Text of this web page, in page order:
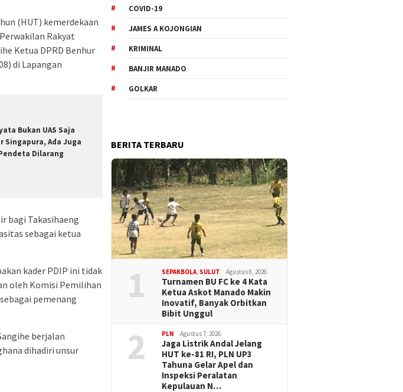
(HUT) kemerdekaan
Rakyat
Ketua DPRD Benhur
di Lapangan
Bukan UAS Saja
Singapura, Ada Juga
Dilarang
bagi Takasihaeng
sebagai ketua
kader PDIP ini tidak
oleh Komisi Pemilihan
pemenang
berjalan
dihadiri unsur
COVID-19
JAMES A KOJONGIAN
KRIMINAL
BANJIR MANADO
GOLKAR
BERITA TERBARU
1 SEPAKBOLA SULUT Agustus 8, 2026
Turnamen BU FC ke 4 Kata
Ketua Askot Manado Makin
Inovatif, Banyak Orbitkan
Bibit Unggul
2 PLN Agustus 7, 2026
Jaga Listrik Andal Jelang
HUT ke-81 RI, PLN UP3
Tahuna Gelar Apel dan
Inspeksi Peralatan
Kepulauan N…